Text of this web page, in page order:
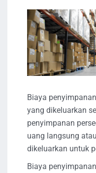
Biaya
yang dikeluarkan
penyimpanan
uang langsung
dikeluarkan untuk
Biaya